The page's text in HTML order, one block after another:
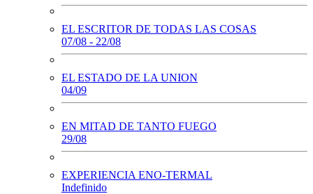
EL ESCRITOR DE TODAS LAS COSAS
07/08 - 22/08
EL ESTADO DE LA UNION
04/09
EN MITAD DE TANTO FUEGO
29/08
EXPERIENCIA ENO-TERMAL
Indefinido